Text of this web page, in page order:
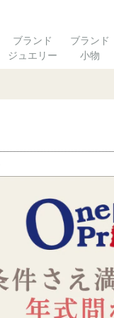
ブランド
ジュエリー
ブランド
小物